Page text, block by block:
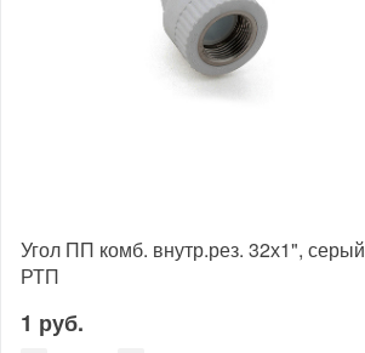
Угол ПП комб. внутр.рез. 32х1", серый
РТП
1 руб.